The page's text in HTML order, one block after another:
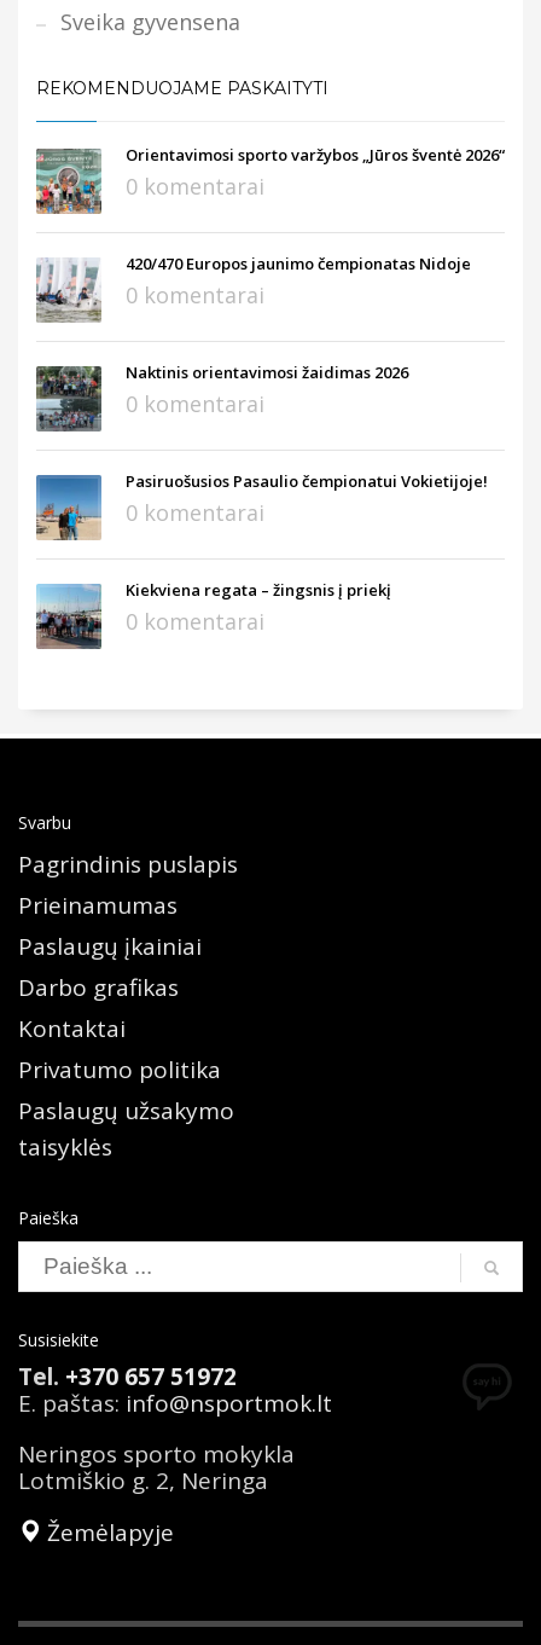
Sveika gyvensena
REKOMENDUOJAME PASKAITYTI
Orientavimosi sporto varžybos „Jūros šventė 2026“
0 komentarai
420/470 Europos jaunimo čempionatas Nidoje
0 komentarai
Naktinis orientavimosi žaidimas 2026
0 komentarai
Pasiruošusios Pasaulio čempionatui Vokietijoje!
0 komentarai
Kiekviena regata – žingsnis į priekį
0 komentarai
Svarbu
Pagrindinis puslapis
Prieinamumas
Paslaugų įkainiai
Darbo grafikas
Kontaktai
Privatumo politika
Paslaugų užsakymo
taisyklės
Paieška
Susisiekite
Tel. +370 657 51972
E. paštas: info@nsportmok.lt
Neringos sporto mokykla
Lotmiškio g. 2, Neringa
Žemėlapyje